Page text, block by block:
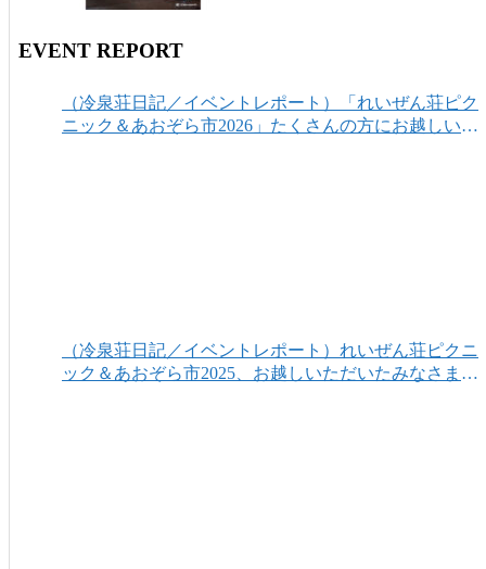
EVENT REPORT
（冷泉荘日記／イベントレポート）「れいぜん荘ピク
ニック＆あおぞら市2026」たくさんの方にお越しいた
（冷泉荘日記／イベントレポート）れいぜん荘ピクニ
ック＆あおぞら市2025、お越しいただいたみなさまあ